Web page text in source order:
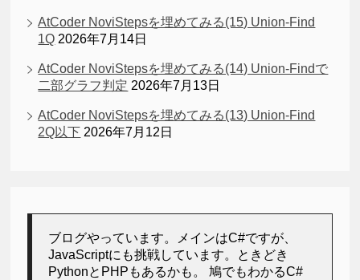
AtCoder NoviStepsを埋めてみる(15) Union-Find
1Q 2026年7月14日
AtCoder NoviStepsを埋めてみる(14) Union-Findで
二部グラフ判定 2026年7月13日
AtCoder NoviStepsを埋めてみる(13) Union-Find
2Q以下 2026年7月12日
ブログやっています。メインはC#ですが、
JavaScriptにも挑戦しています。ときどき
PythonとPHPもあるかも。 鳩でもわかるC#